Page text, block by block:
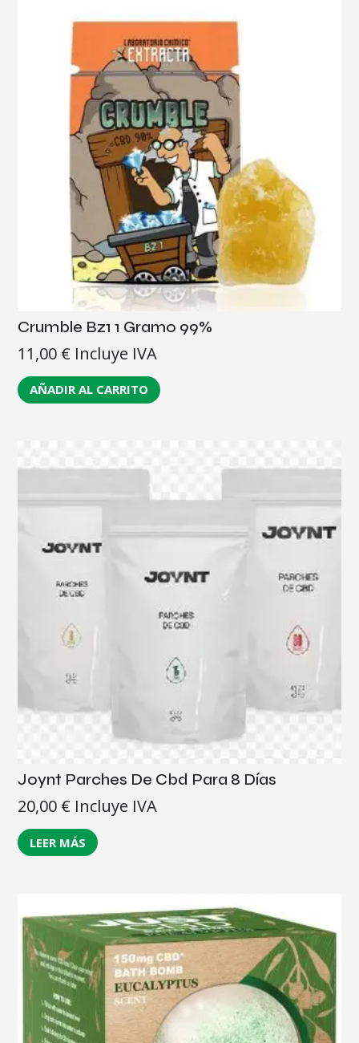
Crumble Bz1 1 Gramo 99%
11,00 € Incluye IVA
AÑADIR AL CARRITO
Joynt Parches De Cbd Para 8 Días
20,00 € Incluye IVA
LEER MÁS